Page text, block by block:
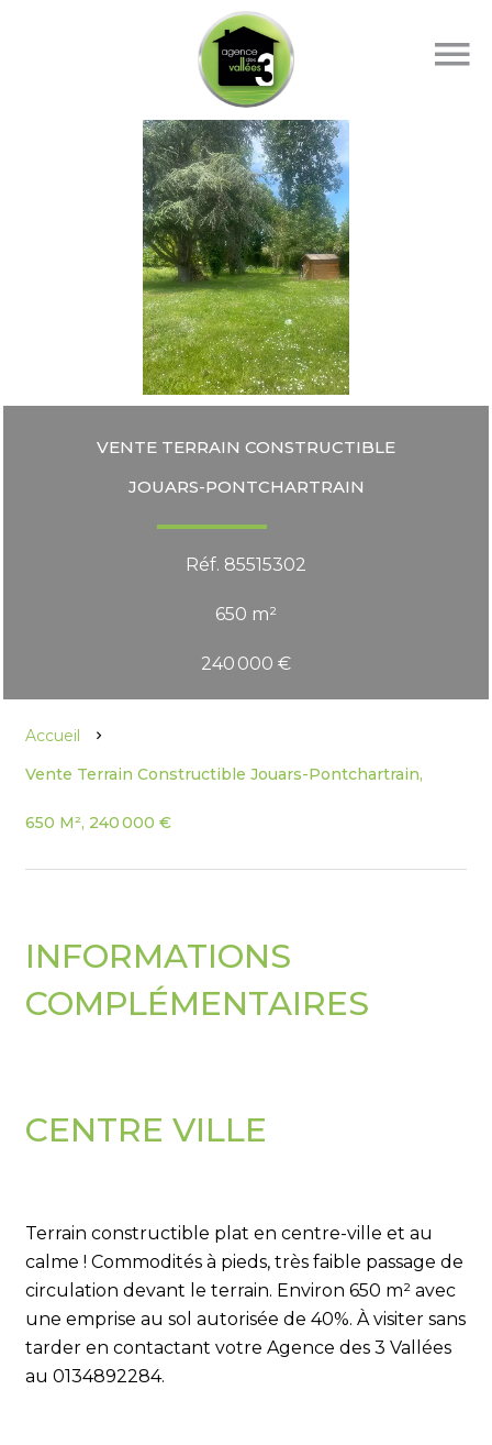
VENTE TERRAIN CONSTRUCTIBLE
JOUARS-PONTCHARTRAIN
Réf. 85515302
650 m²
240 000 €
Accueil
Vente Terrain Constructible Jouars-Pontchartrain,
650 M², 240 000 €
INFORMATIONS
COMPLÉMENTAIRES
CENTRE VILLE
Terrain constructible plat en centre-ville et au
calme ! Commodités à pieds, très faible passage de
circulation devant le terrain. Environ 650 m² avec
une emprise au sol autorisée de 40%. À visiter sans
tarder en contactant votre Agence des 3 Vallées
au 0134892284.